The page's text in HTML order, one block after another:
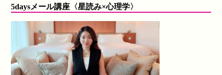
5daysメール講座〈星読み×心理学〉